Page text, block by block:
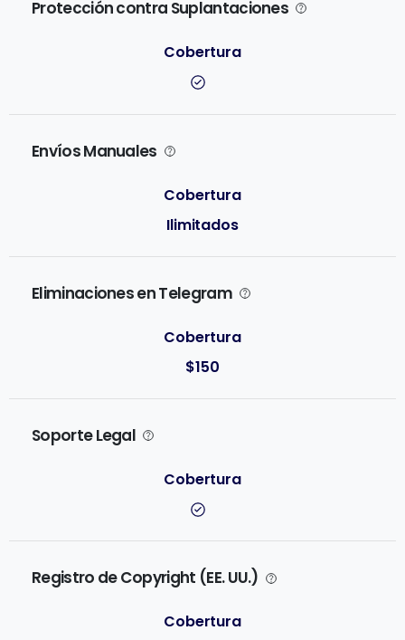
Protección contra Suplantaciones
Envíos Manuales
Ilimitados
Eliminaciones en Telegram
$150
Soporte Legal
Registro de Copyright (EE. UU.)